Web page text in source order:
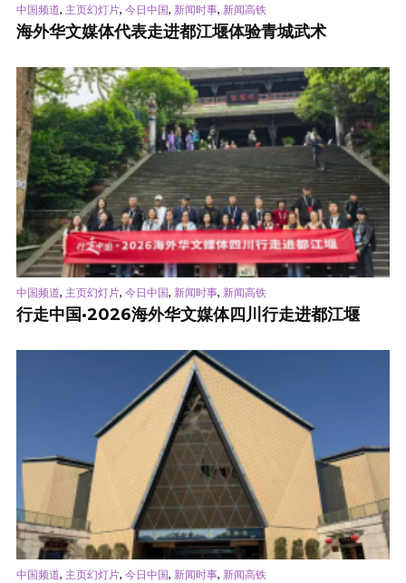
中国频道, 主页幻灯片, 今日中国, 新闻时事, 新闻高铁
海外华文媒体代表走进都江堰体验青城武术
中国频道, 主页幻灯片, 今日中国, 新闻时事, 新闻高铁
行走中国·2026海外华文媒体四川行走进都江堰
中国频道, 主页幻灯片, 今日中国, 新闻时事, 新闻高铁